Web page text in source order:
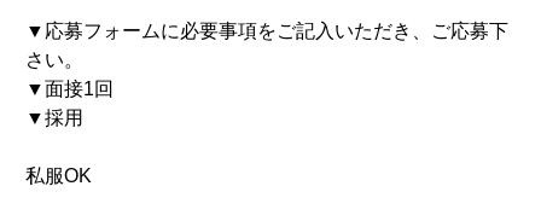
▼応募フォームに必要事項をご記入いただき、ご応募下
さい。
▼面接1回
▼採用
私服OK